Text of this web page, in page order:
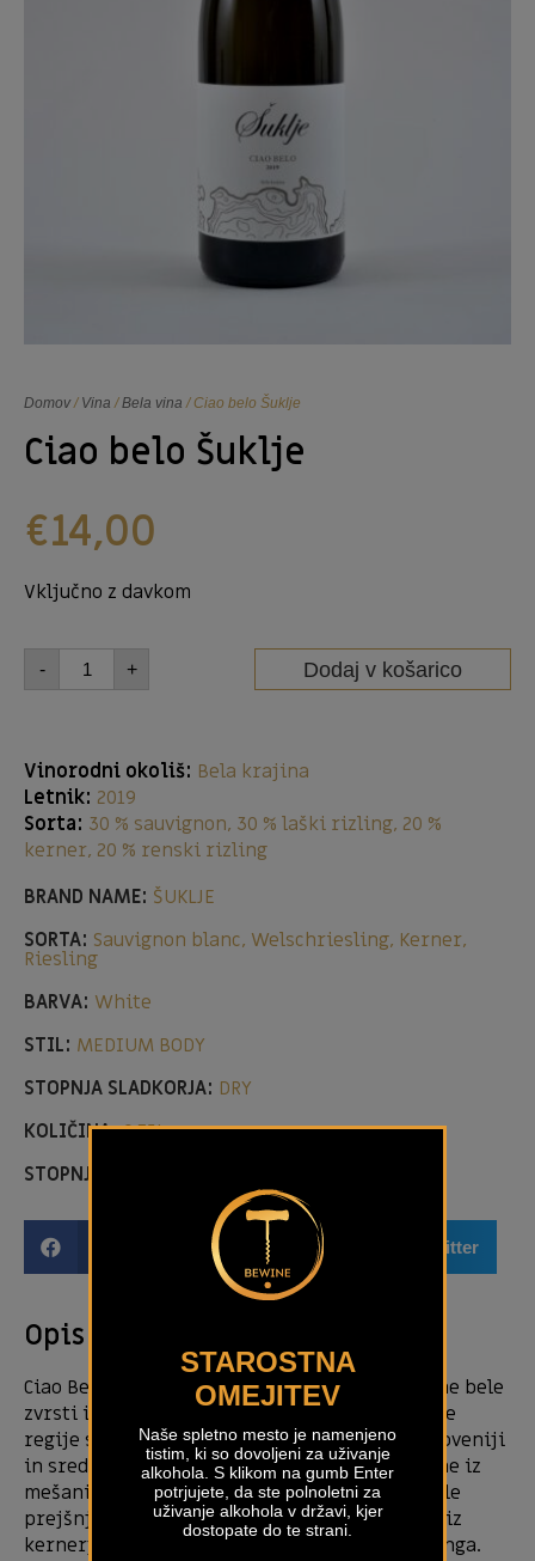
STAROSTNA
OMEJITEV
Naše spletno mesto je namenjeno
tistim, ki so dovoljeni za uživanje
alkohola. S klikom na gumb Enter
potrjujete, da ste polnoletni za
uživanje alkohola v državi, kjer
dostopate do te strani.
Domov/ Vina /Bela vina / Ciao belo Šuklje
Ciao belo Šuklje
€14,00
Vključno z davkom
- + Dodaj v košarico
Vinorodni okoliš: Bela krajina
Letnik: 2019
Sorta: 30 % sauvignon, 30 % laški rizling, 20 %
kerner, 20 % renski rizling
BRAND NAME: ŠUKLJE
SORTA: Sauvignon blanc, Welschriesling, Kerner,
Riesling
BARVA: White
STIL: MEDIUM BODY
STOPNJA SLADKORJA: DRY
KOLIČINA:0,75L
STOPNJA ALKOHOLA:
Email Twitter
Opis izdelka
Ciao Belo je prenovljena različica tradicionalne bele
zvrsti iz Bele krajine, klasična pitna zvrst naše
regije s sodobnim pridihom. Kot marsikje v Sloveniji
in srednji Evropi so te zvrsti običajno narejene iz
mešanice različnih belih sort, ki so jih posadile
prejšnje generacije. Letnik 2019 je sestavljen iz
kernerja, sauvignona, rizlinga in laškega rizlinga.